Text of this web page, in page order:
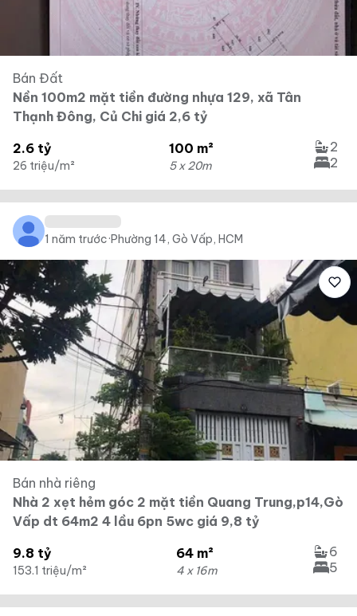
Bán Đất
Nền 100m2 mặt tiền đường nhựa 129, xã Tân
Thạnh Đông, Củ Chi giá 2,6 tỷ
2.6 tỷ
26 triệu/m²
100 m²
5 x 20m
2
2
1 năm trước·Phường 14, Gò Vấp, HCM
Bán nhà riêng
Nhà 2 xẹt hẻm góc 2 mặt tiền Quang Trung,p14,Gò
Vấp dt 64m2 4 lầu 6pn 5wc giá 9,8 tỷ
9.8 tỷ
153.1 triệu/m²
64 m²
4 x 16m
6
5